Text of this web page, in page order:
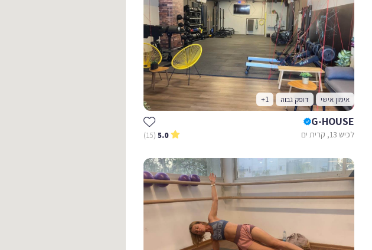
אימון אישי דופק גבוה +1
G-HOUSE
לכיש 13, קרית ים 5.0
(15)